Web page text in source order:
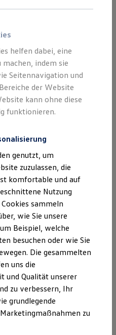
Gebrauchtwagen
für Nutzfahrzeuge
& Inspektion
bei Volkswagen Nutzfahrzeuge
/2
Version
3.0.0
1.0.5
1.0.3
0.2.7
helfen dabei, eine
indem sie
Seitennavigation und
der Website
kann ohne diese
funktionieren.
genutzt, um
zuzulassen, die
komfortable und auf
Nutzung
sammeln
wie Sie unsere
Beispiel, welche
besuchen oder wie Sie
Die gesammelten
uns die
und Qualität unserer
zu verbessern, Ihr
grundlegende
zu